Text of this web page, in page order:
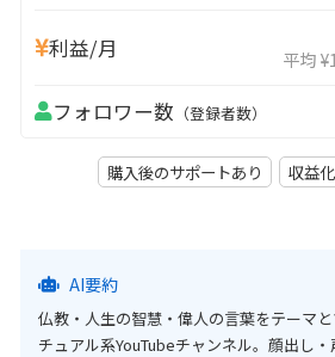
利益/月 平均
フォロワー数 （登録者数）
購入後のサポートあり 収益
AI要約
仏教・人生の智慧・偉人の言葉をテーマ
チュアル系YouTubeチャンネル。顔出し